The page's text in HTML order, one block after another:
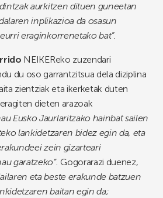
aurkitzen dituen guneetan
inplikazioa da osasun
eraginkorrenetako bat”.
NEIKEReko zuzendari
du oso garrantzitsua dela diziplina
zientziak eta ikerketak duten
dieten arazoak
Eusko Jaurlaritzako hainbat sailen
lankidetzaren bidez egin da, eta
zein gizarteari
garatzeko”. Gogorarazi duenez,
eta beste erakunde batzuen
baitan egin da;